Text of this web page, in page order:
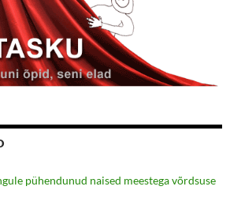
pühendunud naised meestega võrdsuse